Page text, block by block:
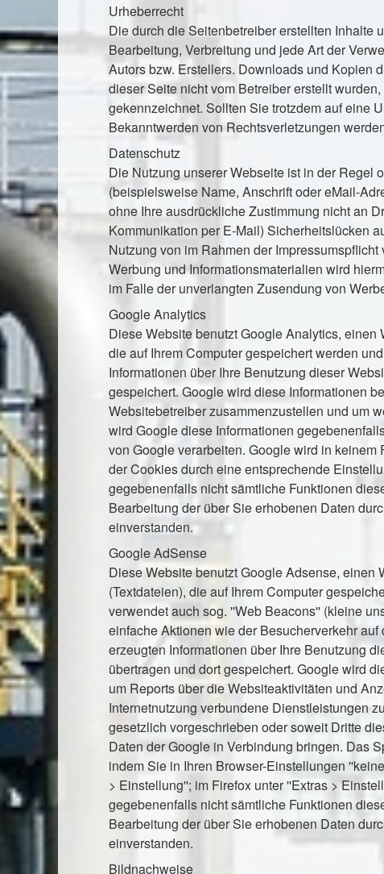
Urheberrecht
Die durch die Seitenbetreiber erstellten Inhalte
Bearbeitung, Verbreitung und jede Art der
Autors bzw. Erstellers. Downloads und Kopien
dieser Seite nicht vom Betreiber erstellt
gekennzeichnet. Sollten Sie trotzdem auf eine
Bekanntwerden von Rechtsverletzungen
Datenschutz
Die Nutzung unserer Webseite ist in der Regel
(beispielsweise Name, Anschrift oder eMail-
ohne Ihre ausdrückliche Zustimmung nicht an
Kommunikation per E-Mail) Sicherheitslücken
Nutzung von im Rahmen der
Werbung und Informationsmaterialien wird
im Falle der unverlangten Zusendung von
Google Analytics
Diese Website benutzt Google Analytics,
die auf Ihrem Computer gespeichert werden
Informationen über Ihre Benutzung dieser
gespeichert. Google wird diese Informationen
Websitebetreiber zusammenzustellen und um
wird Google diese Informationen
von Google verarbeiten. Google wird in
der Cookies durch eine entsprechende
gegebenenfalls nicht sämtliche Funktionen
Bearbeitung der über Sie erhobenen Daten
einverstanden.
Google AdSense
Diese Website benutzt Google Adsense,
(Textdateien), die auf Ihrem Computer
verwendet auch sog. ''Web Beacons'' (kleine
einfache Aktionen wie der Besucherverkehr
erzeugten Informationen über Ihre Benutzung
übertragen und dort gespeichert. Google wird
um Reports über die Websiteaktivitäten und
Internetnutzung verbundene Dienstleistungen
gesetzlich vorgeschrieben oder soweit Dritte
Daten der Google in Verbindung bringen. Das
indem Sie in Ihren Browser-Einstellungen
> Einstellung''; im Firefox unter ''Extras >
gegebenenfalls nicht sämtliche Funktionen
Bearbeitung der über Sie erhobenen Daten
einverstanden.
Bildnachweise